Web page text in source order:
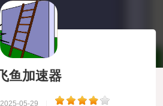
飞鱼加速器
05-29